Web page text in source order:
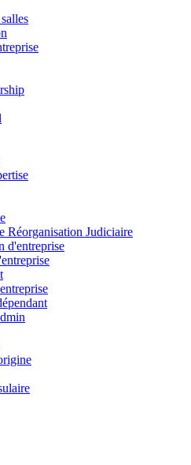
Réorganisation Judiciaire
d'entreprise